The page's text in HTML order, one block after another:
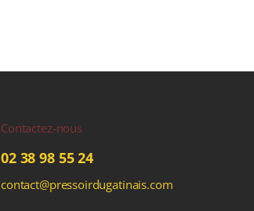
Contactez-nous
02 38 98 55 24
contact@pressoirdugatinais.com